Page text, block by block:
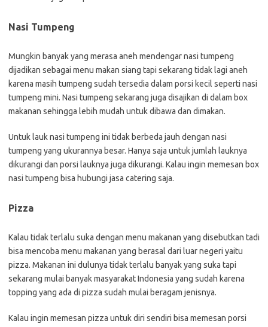
Nasi Tumpeng
Mungkin banyak yang merasa aneh mendengar nasi tumpeng
dijadikan sebagai menu makan siang tapi sekarang tidak lagi aneh
karena masih tumpeng sudah tersedia dalam porsi kecil seperti nasi
tumpeng mini. Nasi tumpeng sekarang juga disajikan di dalam box
makanan sehingga lebih mudah untuk dibawa dan dimakan.
Untuk lauk nasi tumpeng ini tidak berbeda jauh dengan nasi
tumpeng yang ukurannya besar. Hanya saja untuk jumlah lauknya
dikurangi dan porsi lauknya juga dikurangi. Kalau ingin memesan box
nasi tumpeng bisa hubungi jasa catering saja.
Pizza
Kalau tidak terlalu suka dengan menu makanan yang disebutkan tadi
bisa mencoba menu makanan yang berasal dari luar negeri yaitu
pizza. Makanan ini dulunya tidak terlalu banyak yang suka tapi
sekarang mulai banyak masyarakat Indonesia yang sudah karena
topping yang ada di pizza sudah mulai beragam jenisnya.
Kalau ingin memesan pizza untuk diri sendiri bisa memesan porsi